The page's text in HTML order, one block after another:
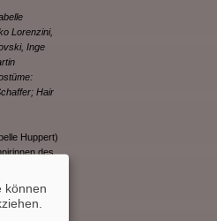
Lorenzini,
Inge
Hair
Huppert)
des
mit
können